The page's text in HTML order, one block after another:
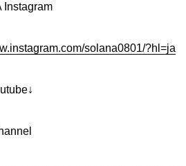
Instagram
solana0801/?hl=ja